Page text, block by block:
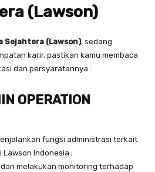
(Lawson)
Sejahtera (Lawson), sedang
karir, pastikan kamu membaca
dan persyaratannya :
OPERATION
fungsi administrasi terkait
Indonesia ;
melakukan monitoring terhadap